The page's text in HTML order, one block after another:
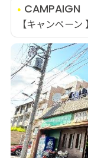
CAMPAIGN
【キャンペー